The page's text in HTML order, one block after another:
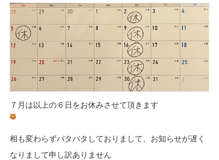
７月は以上の６日をお休みさせて頂きます
相も変わらずバタバタしておりまして、お知らせが遅く
なりまして申し訳ありません